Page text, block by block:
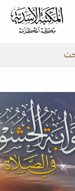
شركة المكتبة